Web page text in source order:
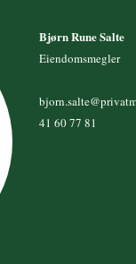
Bjørn Rune Salte
Eiendomsmegler
41 60 77 81